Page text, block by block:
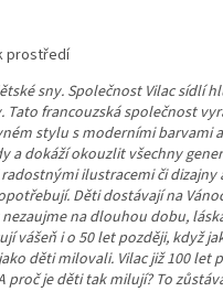
prostředí
sny. Společnost Vilac sídlí
francouzská společnost
stylu s moderními barvami
a dokáží okouzlit všechny
ilustracemi či dizajny
Děti dostávají na
na dlouhou dobu,
vášeň i o 50 let později, když
děti milovali. Vilac již 100 let
proč je děti tak milují? To